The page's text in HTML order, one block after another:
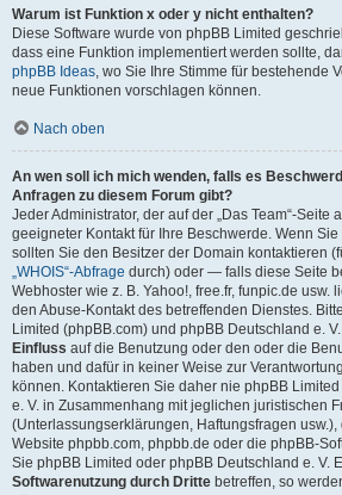
Warum ist Funktion x oder y nicht enthalten?
Diese Software wurde von phpBB Limited
dass eine Funktion implementiert werden sollte,
phpBB Ideas, wo Sie Ihre Stimme für bestehende
neue Funktionen vorschlagen können.
Nach oben
An wen soll ich mich wenden, falls es
Anfragen zu diesem Forum gibt?
Jeder Administrator, der auf der „Das Team“-Seite
geeigneter Kontakt für Ihre Beschwerde. Wenn
sollten Sie den Besitzer der Domain kontaktieren
„WHOIS“-Abfrage durch) oder — falls diese Seite
Webhoster wie z. B. Yahoo!, free.fr, funpic.de
den Abuse-Kontakt des betreffenden Dienstes.
Limited (phpBB.com) und phpBB Deutschland e.
Einfluss auf die Benutzung oder den oder die
haben und dafür in keiner Weise zur
können. Kontaktieren Sie daher nie phpBB
e. V. in Zusammenhang mit jeglichen juristischen
(Unterlassungserklärungen, Haftungsfragen usw.),
Website phpbb.com, phpbb.de oder die phpBB-
Sie phpBB Limited oder phpBB Deutschland e. V.
Softwarenutzung durch Dritte betreffen, so